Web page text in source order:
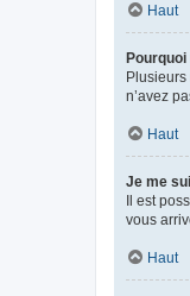
Haut
Plusieurs
n’avez
Haut
Je me
Il est
vous
Haut